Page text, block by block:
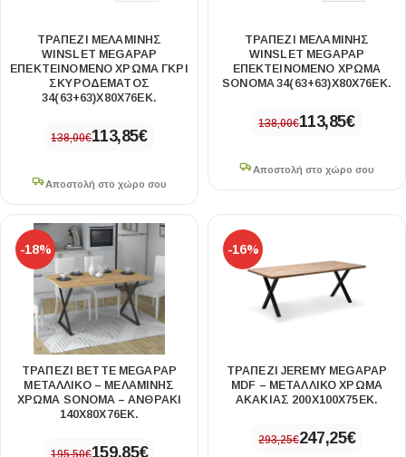
ΤΡΑΠΈΖΙ ΜΕΛΑΜΊΝΗΣ
WINSLET MEGAPAP
ΕΠΕΚΤΕΙΝΌΜΕΝΟ ΧΡΏΜΑ ΓΚΡΙ
ΣΚΥΡΟΔΈΜΑΤΟΣ
34(63+63)X80X76ΕΚ.
138,00€113,85€
Αποστολή στο χώρο σου
ΤΡΑΠΈΖΙ ΜΕΛΑΜΊΝΗΣ
WINSLET MEGAPAP
ΕΠΕΚΤΕΙΝΌΜΕΝΟ ΧΡΏΜΑ
SONOMA 34(63+63)X80X76ΕΚ.
138,00€113,85€
Αποστολή στο χώρο σου
-18%
ΤΡΑΠΈΖΙ BETTE MEGAPAP
ΜΕΤΑΛΛΙΚΌ – ΜΕΛΑΜΊΝΗΣ
ΧΡΏΜΑ SONOMA – ΑΝΘΡΑΚΊ
140X80X76ΕΚ.
195,50€159,85€
-16%
ΤΡΑΠΈΖΙ JEREMY MEGAPAP
MDF – ΜΕΤΑΛΛΙΚΌ ΧΡΏΜΑ
ΑΚΑΚΊΑΣ 200X100X75ΕΚ.
293,25€247,25€